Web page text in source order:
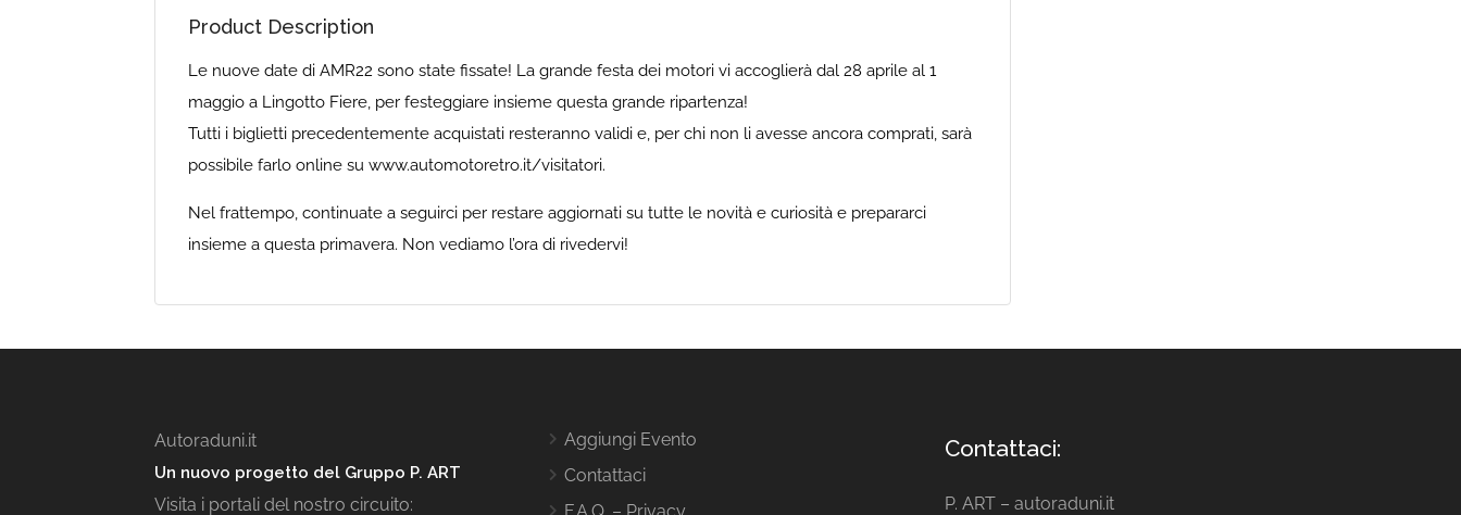
Product Description
Le nuove date di AMR22 sono state fissate! La grande festa dei motori vi accoglierà dal 28 aprile al 1
maggio a Lingotto Fiere, per festeggiare insieme questa grande ripartenza!
Tutti i biglietti precedentemente acquistati resteranno validi e, per chi non li avesse ancora comprati, sarà
possibile farlo online su www.automotoretro.it/visitatori.
Nel frattempo, continuate a seguirci per restare aggiornati su tutte le novità e curiosità e prepararci
insieme a questa primavera. Non vediamo l’ora di rivedervi!
Autoraduni.it
Un nuovo progetto del Gruppo P. ART
Visita i portali del nostro circuito:
Aggiungi Evento
Contattaci
Contattaci:
P. ART – autoraduni.it